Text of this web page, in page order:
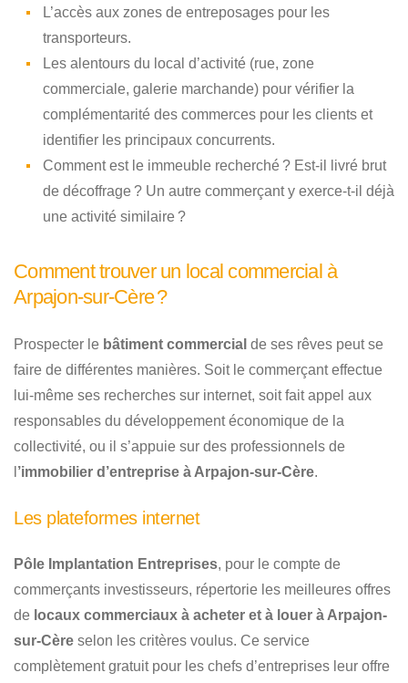
L’accès aux zones de entreposages pour les
transporteurs.
Les alentours du local d’activité (rue, zone
commerciale, galerie marchande) pour vérifier la
complémentarité des commerces pour les clients et
identifier les principaux concurrents.
Comment est le immeuble recherché ? Est-il livré brut
de décoffrage ? Un autre commerçant y exerce-t-il déjà
une activité similaire ?
Comment trouver un local commercial à
Arpajon-sur-Cère ?
Prospecter le bâtiment commercial de ses rêves peut se
faire de différentes manières. Soit le commerçant effectue
lui-même ses recherches sur internet, soit fait appel aux
responsables du développement économique de la
collectivité, ou il s’appuie sur des professionnels de
’immobilier d’entreprise à Arpajon-sur-Cère.
Les plateformes internet
Pôle Implantation Entreprises, pour le compte de
commerçants investisseurs, répertorie les meilleures offres
de locaux commerciaux à acheter et à louer à Arpajon-
sur-Cère selon les critères voulus. Ce service
complètement gratuit pour les chefs d’entreprises leur offre